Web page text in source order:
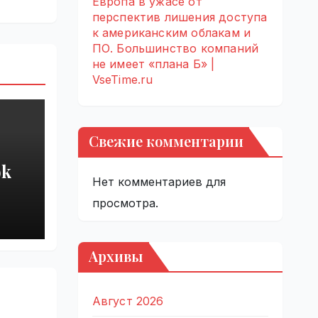
перспектив лишения доступа
к американским облакам и
ПО. Большинство компаний
не имеет «плана Б» |
VseTime.ru
Свежие комментарии
Нет комментариев для
просмотра.
Архивы
Август 2026